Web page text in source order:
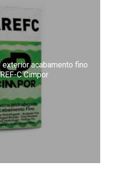
acabamento fino
C Cimpor